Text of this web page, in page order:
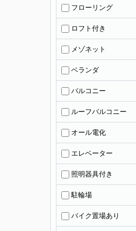
フローリング
ロフト付き
メゾネット
ベランダ
バルコニー
ルーフバルコニー
オール電化
エレベーター
照明器具付き
駐輪場
バイク置場あり